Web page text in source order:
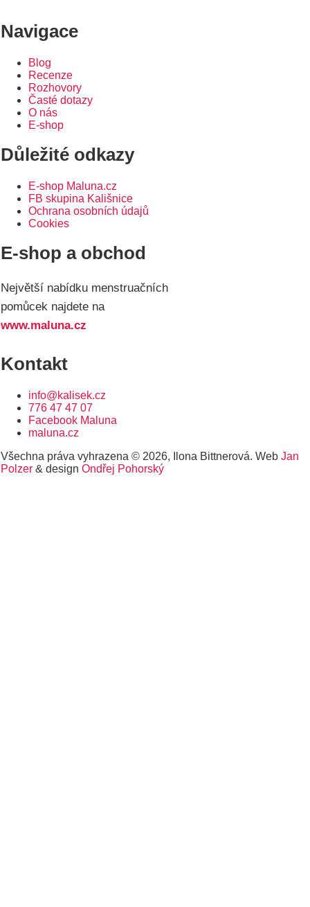
Navigace
Blog
Recenze
Rozhovory
Časté dotazy
O nás
E-shop
Důležité odkazy
E-shop Maluna.cz
FB skupina Kališnice
Ochrana osobních údajů
Cookies
E-shop a obchod
Největší nabídku menstruačních
pomůcek najdete na
www.maluna.cz
Kontakt
info@kalisek.cz
776 47 47 07
Facebook Maluna
maluna.cz
Všechna práva vyhrazena © 2026, Ilona Bittnerová. Web Jan
Polzer & design Ondřej Pohorský